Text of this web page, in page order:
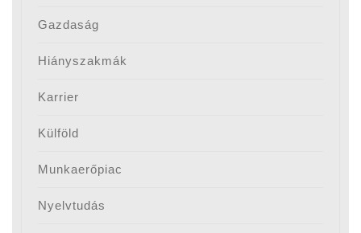
Gazdaság
Hiányszakmák
Karrier
Külföld
Munkaerőpiac
Nyelvtudás